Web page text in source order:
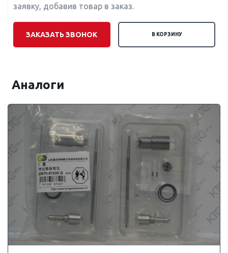
заявку, добавив товар в заказ.
ЗАКАЗАТЬ ЗВОНОК В КОРЗИНУ
Аналоги